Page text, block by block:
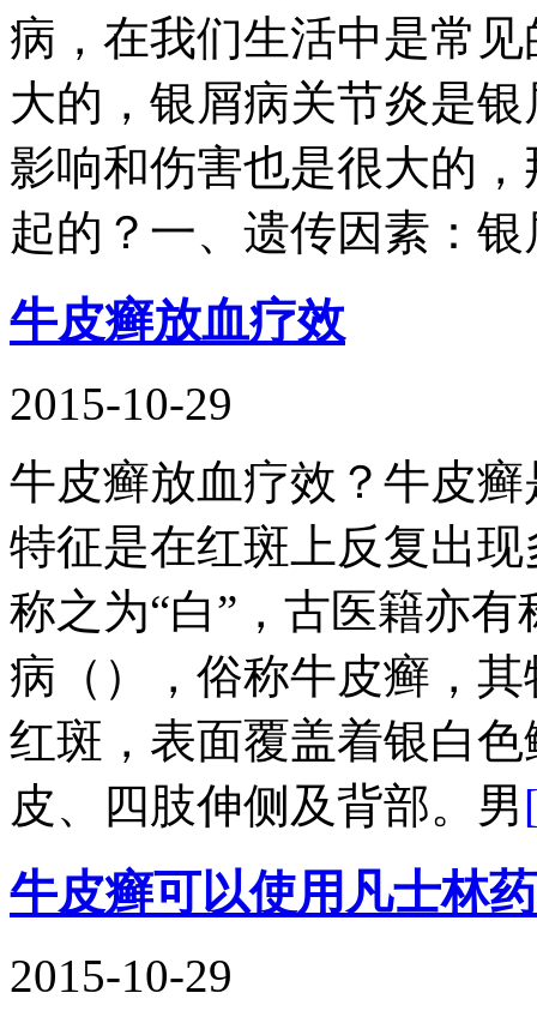
病，在我们生活中是常
大的，银屑病关节炎是
影响和伤害也是很大的
起的？一、遗传因素：银
牛皮癣放血疗效
2015-10-29
牛皮癣放血疗效？牛皮
特征是在红斑上反复出
称之为“白”，古医籍亦
病（），俗称牛皮癣，
红斑，表面覆盖着银白
皮、四肢伸侧及背部。男
牛皮癣可以使用凡士林
2015-10-29